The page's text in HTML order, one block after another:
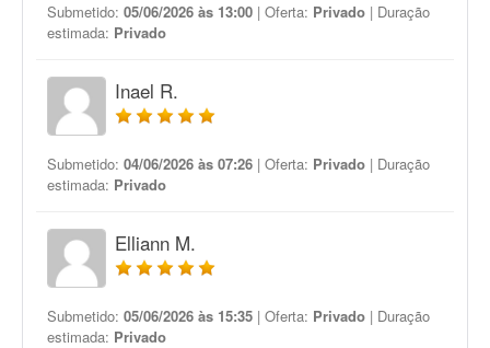
Submetido: 05/06/2026 às 13:00 | Oferta: Privado | Duração
estimada: Privado
Inael R.
Submetido: 04/06/2026 às 07:26 | Oferta: Privado | Duração
estimada: Privado
Elliann M.
Submetido: 05/06/2026 às 15:35 | Oferta: Privado | Duração
estimada: Privado